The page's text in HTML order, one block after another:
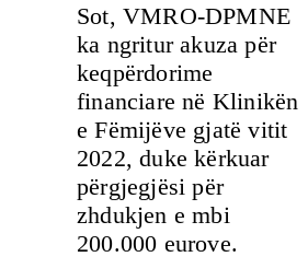
Sot, VMRO-DPMNE
ka ngritur akuza për
keqpërdorime
financiare në Klinikën
e Fëmijëve gjatë vitit
2022, duke kërkuar
përgjegjësi për
zhdukjen e mbi
200.000 eurove.